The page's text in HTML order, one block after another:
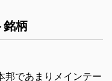
銘柄
邦であまりメインテー